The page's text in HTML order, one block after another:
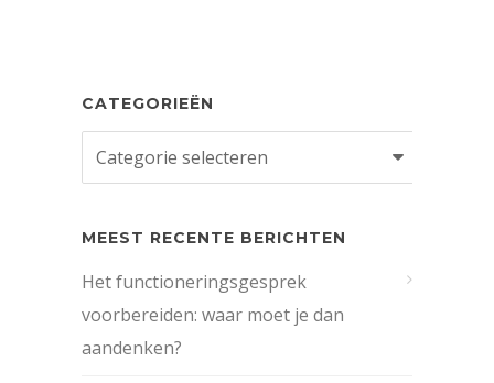
CATEGORIEËN
Categorieën
MEEST RECENTE BERICHTEN
Het functioneringsgesprek
voorbereiden: waar moet je dan
aandenken?